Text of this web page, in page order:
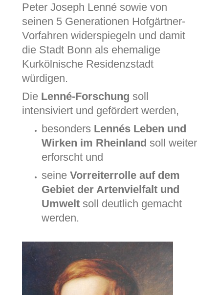
Peter Joseph Lenné sowie von
seinen 5 Generationen Hofgärtner-
Vorfahren widerspiegeln und damit
die Stadt Bonn als ehemalige
Kurkölnische Residenzstadt
würdigen.
Die Lenné-Forschung soll
intensiviert und gefördert werden,
besonders Lennés Leben und
Wirken im Rheinland soll weiter
erforscht und
seine Vorreiterrolle auf dem
Gebiet der Artenvielfalt und
Umwelt soll deutlich gemacht
werden.